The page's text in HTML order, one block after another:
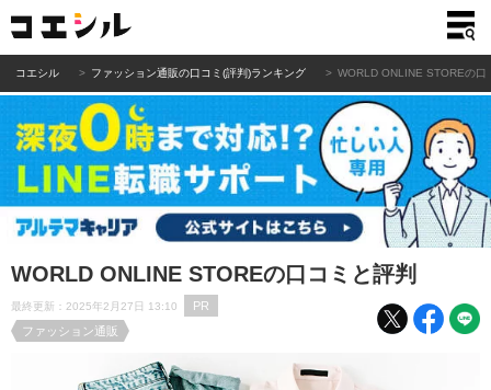
コエシル ファッション通販の口コミ(評判)ランキング WORLD ONLINE STOREの口
WORLD ONLINE STOREの口コミと評判
最終更新：2025年2月27日 13:10
PR
ファッション通販